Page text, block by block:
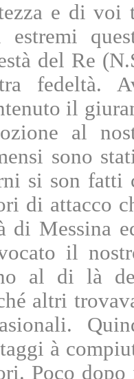
e di voi
estremi
del Re
fedeltà.
il
al
sono
si son fatti
di attacco
di Messina
il
al di là
altri
à
Poco